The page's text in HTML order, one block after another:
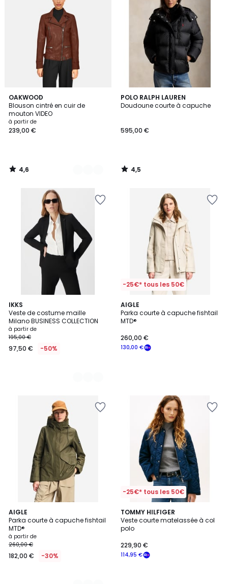
OAKWOOD
Blouson cintré en cuir de
mouton VIDEO
à partir de
239,00 €
4,6
/ 5
2
Couleurs
4,6
/
POLO RALPH LAUREN
Doudoune courte à capuche
595,00 €
4,5
/ 5
4,5
/
IKKS
Veste de costume maille
Milano BUSINESS COLLECTION
à partir de
195,00 €
97,50 € -50%
2
Couleurs
-25€* tous les 50€
AIGLE
Parka courte à capuche fishtail
MTD®
130,00 €
260,00 €
AIGLE
Parka courte à capuche fishtail
MTD®
à partir de
260,00 €
182,00 € -30%
3
Couleurs
-25€* tous les 50€
TOMMY HILFIGER
Veste courte matelassée à col
polo
114,95 €
229,90 €